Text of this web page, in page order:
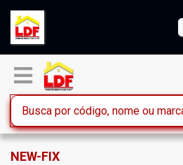
NEW-FIX